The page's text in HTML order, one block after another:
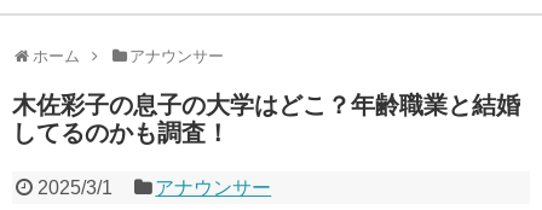
ホーム アナウンサー
木佐彩子の息子の大学はどこ？年齢職業と結婚
してるのかも調査！
2025/3/1 アナウンサー